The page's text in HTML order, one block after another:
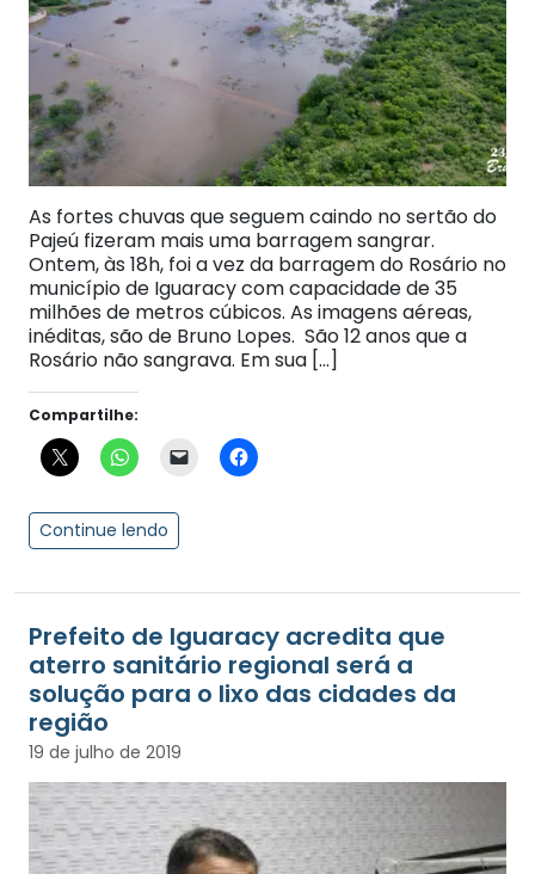
As fortes chuvas que seguem caindo no sertão do
Pajeú fizeram mais uma barragem sangrar.
Ontem, às 18h, foi a vez da barragem do Rosário no
município de Iguaracy com capacidade de 35
milhões de metros cúbicos. As imagens aéreas,
inéditas, são de Bruno Lopes. São 12 anos que a
Rosário não sangrava. Em sua […]
Compartilhe:
Continue lendo
Prefeito de Iguaracy acredita que
aterro sanitário regional será a
solução para o lixo das cidades da
região
19 de julho de 2019